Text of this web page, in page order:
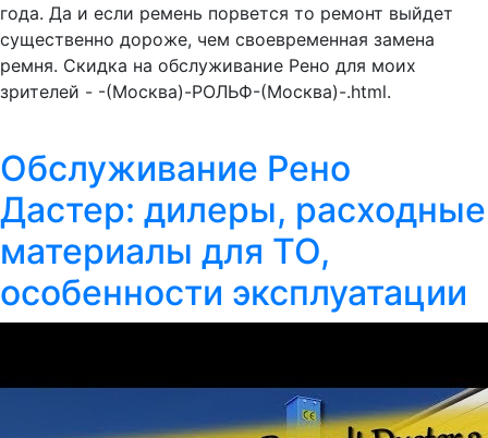
года. Да и если ремень порвется то ремонт выйдет
существенно дороже, чем своевременная замена
ремня. Скидка на обслуживание Рено для моих
зрителей - -(Москва)-РОЛЬФ-(Москва)-.html.
Обслуживание Рено
Дастер: дилеры, расходные
материалы для ТО,
особенности эксплуатации